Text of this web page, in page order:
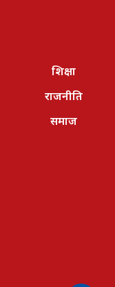
शिक्षा
राजनीति
समाज